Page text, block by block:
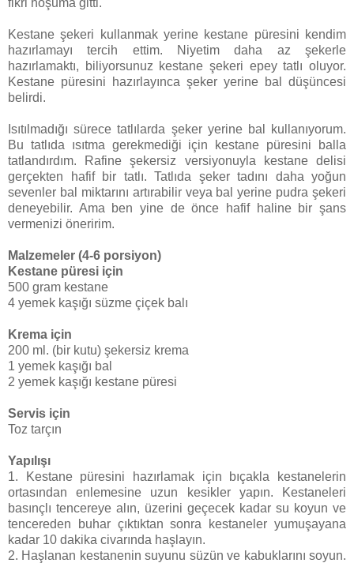
Kestane şekeri kullanmak yerine kestane püresini kendim
hazırlamayı tercih ettim. Niyetim daha az şekerle
hazırlamaktı, biliyorsunuz kestane şekeri epey tatlı oluyor.
Kestane püresini hazırlayınca şeker yerine bal düşüncesi
belirdi.
Isıtılmadığı sürece tatlılarda şeker yerine bal kullanıyorum.
Bu tatlıda ısıtma gerekmediği için kestane püresini balla
tatlandırdım. Rafine şekersiz versiyonuyla kestane delisi
gerçekten hafif bir tatlı. Tatlıda şeker tadını daha yoğun
sevenler bal miktarını artırabilir veya bal yerine pudra şekeri
deneyebilir. Ama ben yine de önce hafif haline bir şans
vermenizi öneririm.
Malzemeler (4-6 porsiyon)
Kestane püresi için
500 gram kestane
4 yemek kaşığı süzme çiçek balı
Krema için
200 ml. (bir kutu) şekersiz krema
1 yemek kaşığı bal
2 yemek kaşığı kestane püresi
Servis için
Toz tarçın
Yapılışı
1. Kestane püresini hazırlamak için bıçakla kestanelerin
ortasından enlemesine uzun kesikler yapın. Kestaneleri
basınçlı tencereye alın, üzerini geçecek kadar su koyun ve
tencereden buhar çıktıktan sonra kestaneler yumuşayana
kadar 10 dakika civarında haşlayın.
2. Haşlanan kestanenin suyunu süzün ve kabuklarını soyun.